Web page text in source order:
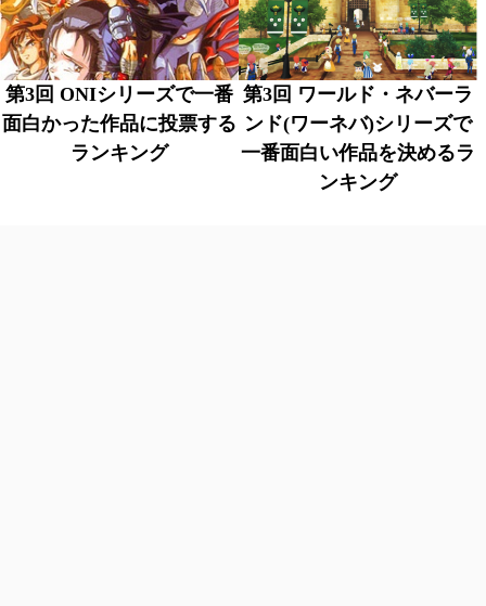
第3回 ONIシリーズで一番
面白かった作品に投票する
ランキング
第3回 ワールド・ネバーラ
ンド(ワーネバ)シリーズで
一番面白い作品を決めるラ
ンキング